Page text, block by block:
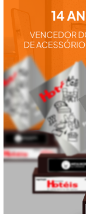
VEJA
TAMBÉM